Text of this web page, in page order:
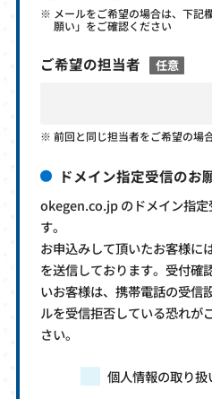
メールをご希望の場合は、下記
願い」をご確認ください
ご希望の担当者 任意
前回と同じ担当者をご希望の場
ドメイン指定受信のお
okegen.co.jp のドメイン指定
す。
お申込みして頂いたお客様に
を送信しております。受付確
いお客様は、携帯電話の受信
ルを受信拒否している恐れが
さい。
個人情報の取り